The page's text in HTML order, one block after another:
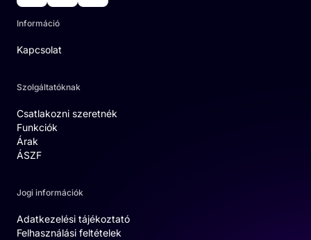
Információ
Kapcsolat
Szolgáltatóknak
Csatlakozni szeretnék
Funkciók
Árak
ÁSZF
Jogi információk
Adatkezelési tájékoztató
Felhasználási feltételek